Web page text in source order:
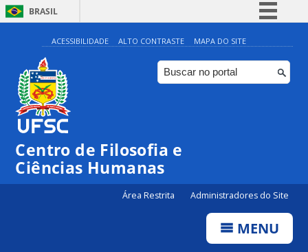
BRASIL
Simplifique!
Comunica BR
Participe
ACESSIBILIDADE ALTO CONTRASTE MAPA DO SITE
Centro de Filosofia e
Ciências Humanas
Área Restrita Administradores do Site
MENU